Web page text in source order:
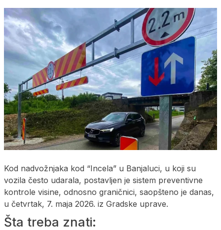
Kod nadvožnjaka kod “Incela” u Banjaluci, u koji su
vozila često udarala, postavljen je sistem preventivne
kontrole visine, odnosno graničnici, saopšteno je danas,
u četvrtak, 7. maja 2026. iz Gradske uprave.
Šta treba znati: